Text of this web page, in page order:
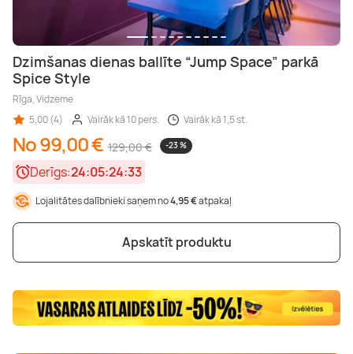
Dzimšanas dienas ballīte “Jump Space” parkā
Spice Style
Rīga, Vidzeme
5,00 (4)
Vairāk kā 10 pers. Vairāk kā 1,5 st.
No 99,00 € 129,00 € -23 %
Derīgs:24:05:24:32
Lojalitātes dalībnieki saņem no4,95 €atpakaļ
Apskatīt produktu